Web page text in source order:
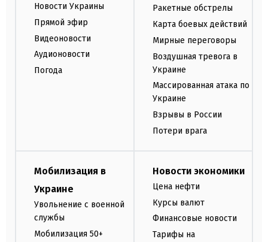
Новости Украины
Прямой эфир
Видеоновости
Аудионовости
Погода
Ракетные обстрелы
Карта боевых действий
Мирные переговоры
Воздушная тревога в
Украине
Массированная атака по
Украине
Взрывы в России
Потери врага
Мобилизация в
Украине
Увольнение с военной
службы
Мобилизация 50+
Новости экономики
Цена нефти
Курсы валют
Финансовые новости
Тарифы на